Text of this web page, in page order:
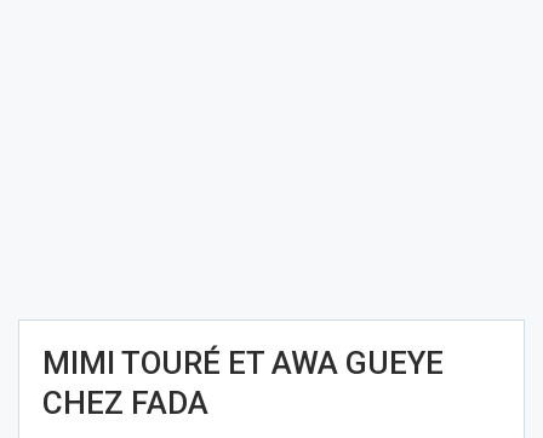
MIMI TOURÉ ET AWA GUEYE
CHEZ FADA